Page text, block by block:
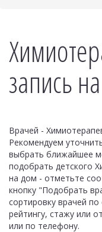
запись
Врачей -
Рекомендуем
выбрать ближайшее
подобрать детского
на дом - отметьте
кнопку "Подобрать
сортировку врачей
рейтингу, стажу или
или по телефону.